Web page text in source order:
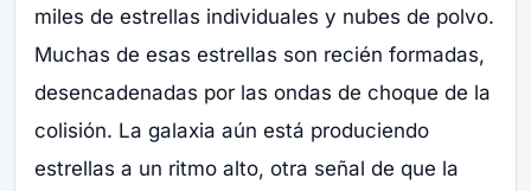
miles de estrellas individuales y nubes de polvo.
Muchas de esas estrellas son recién formadas,
desencadenadas por las ondas de choque de la
colisión. La galaxia aún está produciendo
estrellas a un ritmo alto, otra señal de que la